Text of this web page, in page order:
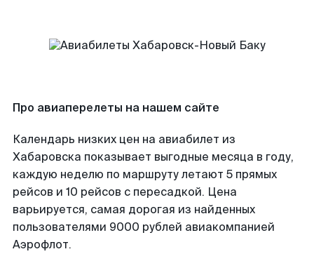
Про авиаперелеты на нашем сайте
Календарь низких цен на авиабилет из
Хабаровска показывает выгодные месяца в году,
каждую неделю по маршруту летают 5 прямых
рейсов и 10 рейсов с пересадкой. Цена
варьируется, самая дорогая из найденных
пользователями 9000 рублей авиакомпанией
Аэрофлот.